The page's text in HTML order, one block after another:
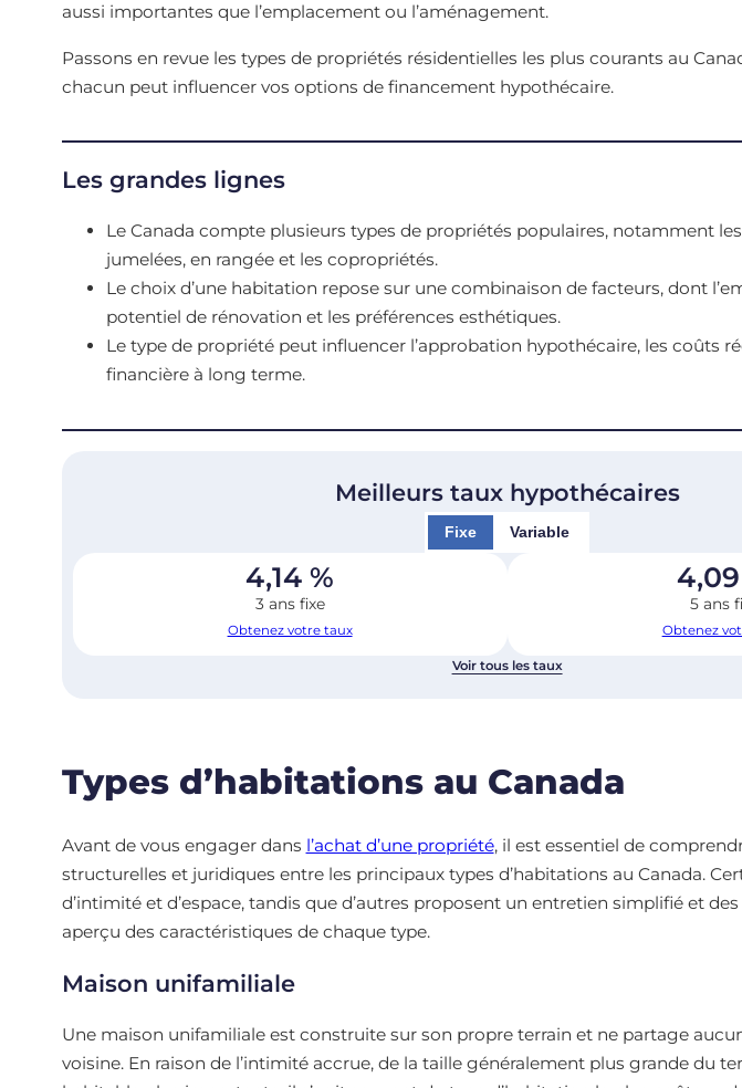
aussi importantes que l’emplacement ou l’aménagement.
Passons en revue les types de propriétés résidentielles les plus courants au
chacun peut influencer vos options de financement hypothécaire.
Les grandes lignes
Le Canada compte plusieurs types de propriétés populaires, notamment
jumelées, en rangée et les copropriétés.
Le choix d’une habitation repose sur une combinaison de facteurs, dont
potentiel de rénovation et les préférences esthétiques.
Le type de propriété peut influencer l’approbation hypothécaire, les coûts
financière à long terme.
Meilleurs taux hypothécaires
Fixe Variable
4,14 %
3 ans fixe
Obtenez votre taux
4,09
5 ans
Obtenez
Voir tous les taux
Types d’habitations au Canada
Avant de vous engager dans l’achat d’une propriété, il est essentiel de
structurelles et juridiques entre les principaux types d’habitations au Canada.
d’intimité et d’espace, tandis que d’autres proposent un entretien simplifié et
aperçu des caractéristiques de chaque type.
Maison unifamiliale
Une maison unifamiliale est construite sur son propre terrain et ne partage
voisine. En raison de l’intimité accrue, de la taille généralement plus grande du